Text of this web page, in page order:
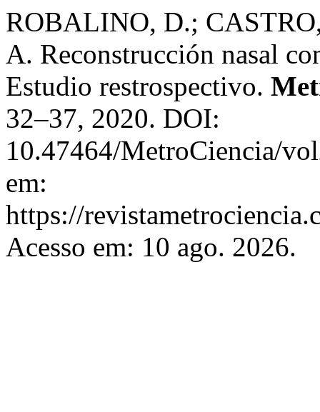
ROBALINO, D.;
A. Reconstrucción nasal
Estudio restrospectivo.
32–37, 2020. DOI:
10.47464/MetroCiencia/
em:
https://
Acesso em: 10 ago. 2026.